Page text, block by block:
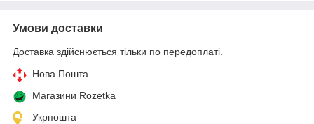
Умови доставки
Доставка здійснюється тільки по передоплаті.
Нова Пошта
Магазини Rozetka
Укрпошта